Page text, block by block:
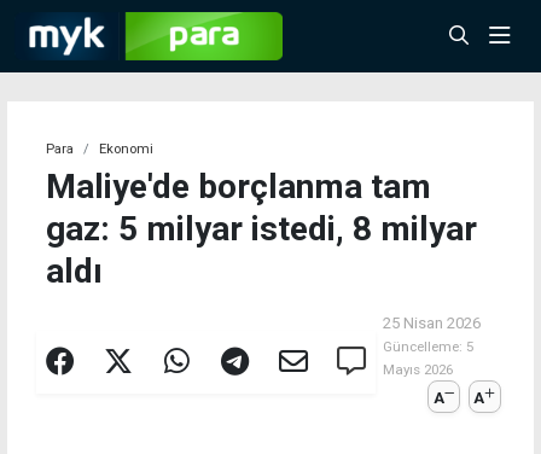
Para Ekonomi
Maliye'de borçlanma tam
gaz: 5 milyar istedi, 8 milyar
aldı
25 Nisan 2026
Güncelleme: 5
Mayıs 2026
A A